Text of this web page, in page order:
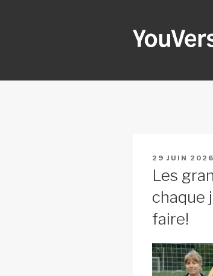
PUBLIÉ
29 JUIN 2026
Les
chaque
faire!